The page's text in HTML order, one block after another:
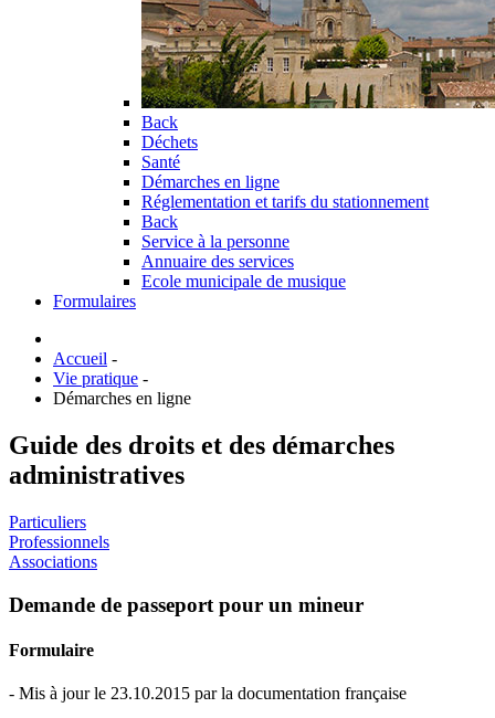
Back
Déchets
Santé
Démarches en ligne
Réglementation et tarifs du stationnement
Back
Service à la personne
Annuaire des services
Ecole municipale de musique
Formulaires
Accueil -
Vie pratique -
Démarches en ligne
Guide des droits et des démarches
administratives
Particuliers
Professionnels
Associations
Demande de passeport pour un mineur
Formulaire
- Mis à jour le 23.10.2015 par la documentation française